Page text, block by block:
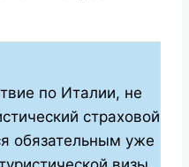
по Италии, не
страховой
обязательным уже